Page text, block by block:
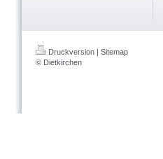
Druckversion | Sitemap
© Dietkirchen